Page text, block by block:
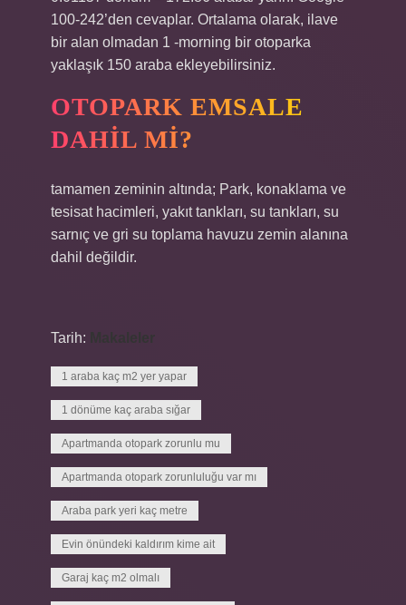
100-242’den cevaplar. Ortalama olarak, ilave
bir alan olmadan 1 -morning bir otoparka
yaklaşık 150 araba ekleyebilirsiniz.
OTOPARK EMSALE
DAHIL MI?
tamamen zeminin altında; Park, konaklama ve
tesisat hacimleri, yakıt tankları, su tankları, su
sarnıç ve gri su toplama havuzu zemin alanına
dahil değildir.
Tarih:
1 araba kaç m2 yer yapar
1 dönüme kaç araba sığar
Apartmanda otopark zorunlu mu
Apartmanda otopark zorunluluğu var mı
Araba park yeri kaç metre
Evin önündeki kaldırım kime ait
Garaj kaç m2 olmalı